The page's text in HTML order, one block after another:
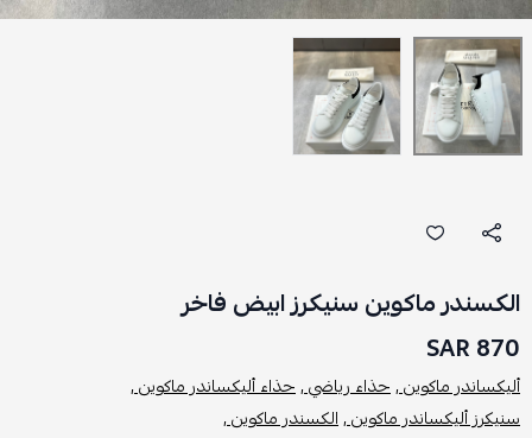
الكسندر ماكوين سنيكرز ابيض فاخر
870 SAR
أليكساندر ماكوين ,حذاء رياضي ,حذاء أليكساندر ماكوين ,
سنيكرز أليكساندر ماكوين ,الكسندر ماكوين ,